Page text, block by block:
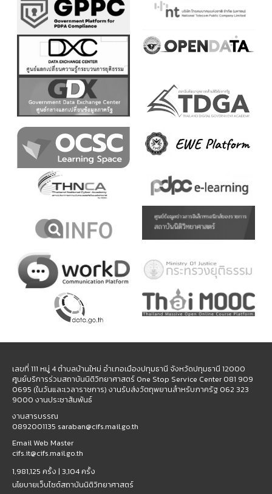
เลขที่ 111 หมู่ 4 ตำบลบ้านใหม่ อำเภอเมืองปทุมธานี จังหวัดปทุมธานี 12000
ศูนย์บริการร่วมสถาบันนิติวิทยาศาสตร์ One Stop Service Center 081 909
0695 (ในวันและเวลาราชการ) งานรับส่งวัตถุพยานสำหรับภาครัฐ 062 323
9000 งานประชาสัมพันธ์
งานสารบรรณ
0892001135 saraban@cifs.mail.go.th
Email Web Master
cifs.it@cifs.mail.go.th
1,981,125 ครั้ง | 3,104 ครั้ง
นโยบายเว็บไซต์สถาบันนิติวิทยาศาสตร์